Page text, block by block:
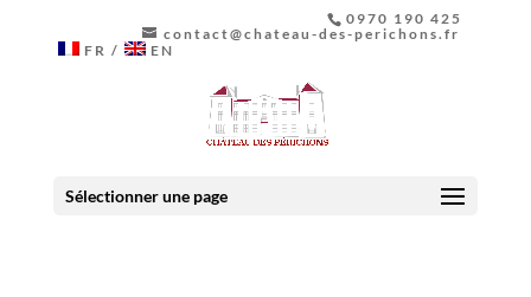
0970 190 425
contact@chateau-des-perichons.fr
FR
EN
Sélectionner une page